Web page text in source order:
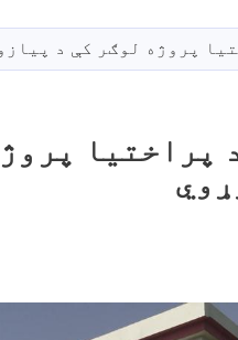
دانګل
کې د پیازو ۹۱ زېرمتونونه جوړوي
پراختیا